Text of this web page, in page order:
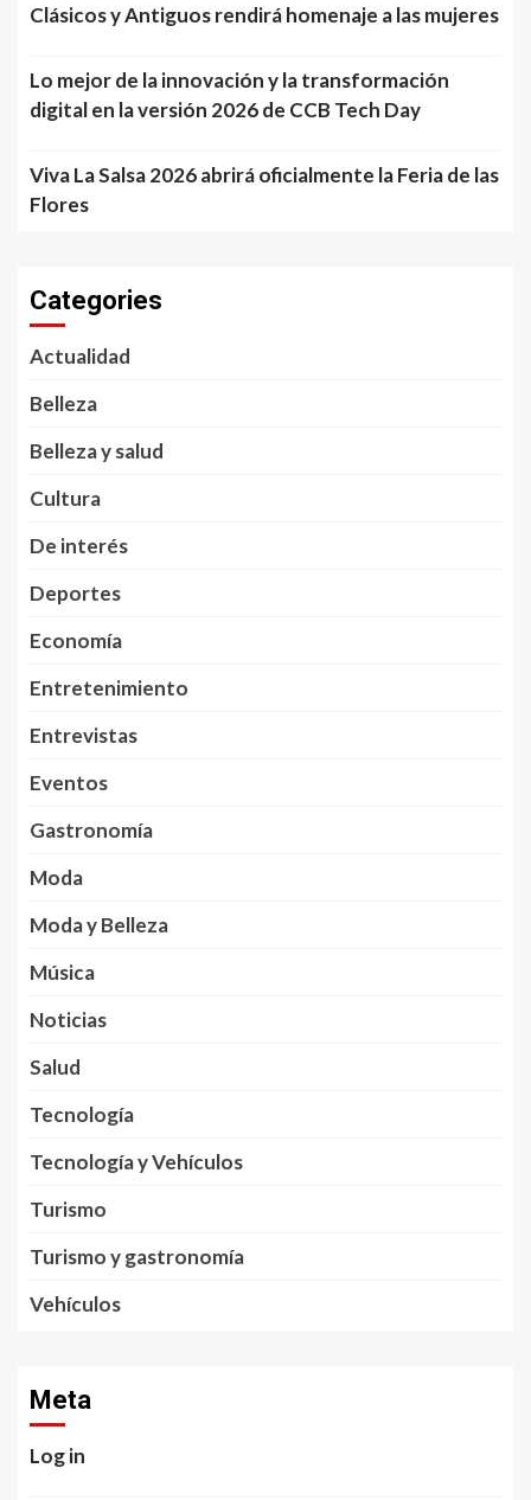
Clásicos y Antiguos rendirá homenaje a las mujeres
Lo mejor de la innovación y la transformación
digital en la versión 2026 de CCB Tech Day
Viva La Salsa 2026 abrirá oficialmente la Feria de las
Flores
Categories
Actualidad
Belleza
Belleza y salud
Cultura
De interés
Deportes
Economía
Entretenimiento
Entrevistas
Eventos
Gastronomía
Moda
Moda y Belleza
Música
Noticias
Salud
Tecnología
Tecnología y Vehículos
Turismo
Turismo y gastronomía
Vehículos
Meta
Log in